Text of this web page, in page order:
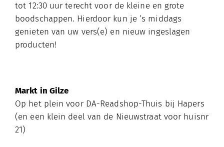
tot 12:30 uur terecht voor de kleine en grote
boodschappen. Hierdoor kun je ’s middags
genieten van uw vers(e) en nieuw ingeslagen
producten!
Markt in Gilze
Op het plein voor DA-Readshop-Thuis bij Hapers
(en een klein deel van de Nieuwstraat voor huisnr
21)